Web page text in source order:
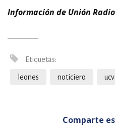
Información de Unión Radio
Etiquetas:
leones noticiero ucv
Comparte